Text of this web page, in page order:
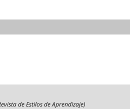
de Estilos de Aprendizaje)